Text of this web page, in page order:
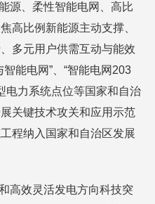
源、柔性智能电网、高比
高比例新能源主动支撑、
多元用户供需互动与能效
能电网”、“智能电网203
电力系统点位等国家和自治
关键技术攻关和应用示范
程纳入国家和自治区发展
高效灵活发电方向科技突